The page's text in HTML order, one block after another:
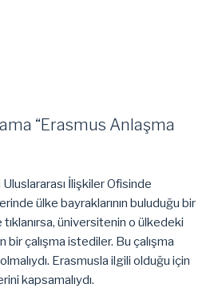
“Erasmus Anlaşma
İlişkiler Ofisinde
ülke bayraklarının buluduğu bir
üniversitenin o ülkedeki
bir çalışma istediler. Bu çalışma
Erasmusla ilgili olduğu için
kapsamalıydı.